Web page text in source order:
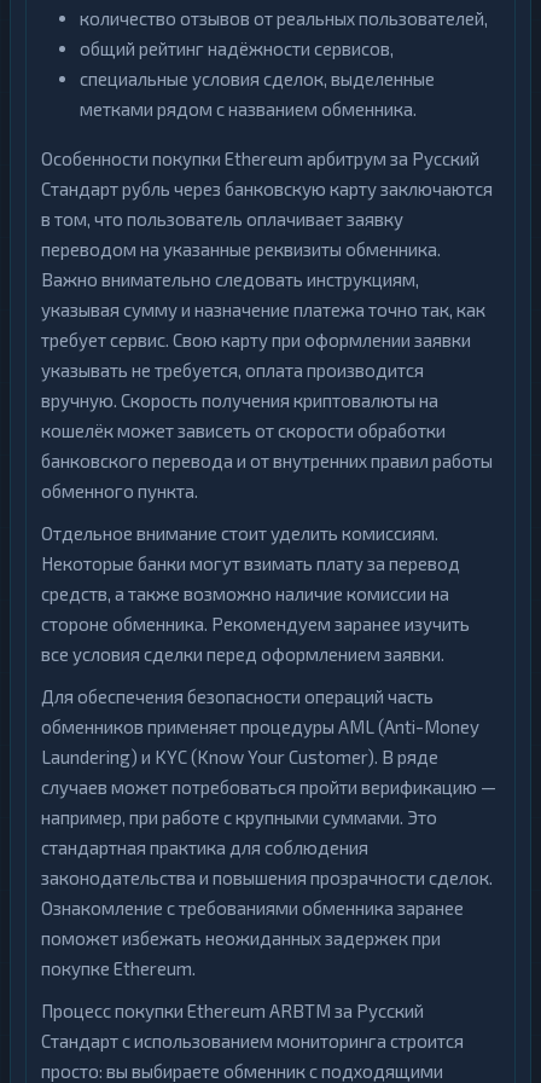
количество отзывов от реальных пользователей,
общий рейтинг надёжности сервисов,
специальные условия сделок, выделенные
метками рядом с названием обменника.
Особенности покупки Ethereum арбитрум за Русский
Стандарт рубль через банковскую карту заключаются
в том, что пользователь оплачивает заявку
переводом на указанные реквизиты обменника.
Важно внимательно следовать инструкциям,
указывая сумму и назначение платежа точно так, как
требует сервис. Свою карту при оформлении заявки
указывать не требуется, оплата производится
вручную. Скорость получения криптовалюты на
кошелёк может зависеть от скорости обработки
банковского перевода и от внутренних правил работы
обменного пункта.
Отдельное внимание стоит уделить комиссиям.
Некоторые банки могут взимать плату за перевод
средств, а также возможно наличие комиссии на
стороне обменника. Рекомендуем заранее изучить
все условия сделки перед оформлением заявки.
Для обеспечения безопасности операций часть
обменников применяет процедуры AML (Anti-Money
Laundering) и KYC (Know Your Customer). В ряде
случаев может потребоваться пройти верификацию —
например, при работе с крупными суммами. Это
стандартная практика для соблюдения
законодательства и повышения прозрачности сделок.
Ознакомление с требованиями обменника заранее
поможет избежать неожиданных задержек при
покупке Ethereum.
Процесс покупки Ethereum ARBTM за Русский
Стандарт с использованием мониторинга строится
просто: вы выбираете обменник с подходящими